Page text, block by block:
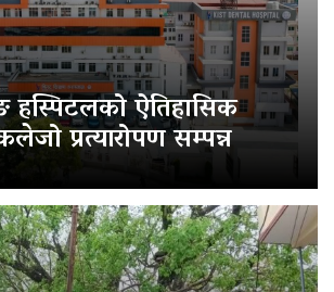
हस्पिटलको ऐतिहासिक
प्रत्यारोपण सम्पन्न